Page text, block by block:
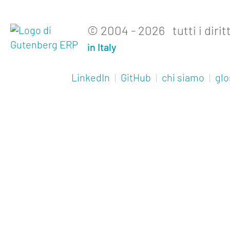
© 2004 - 2026 tutti i
in Italy
LinkedIn GitHub chi siamo